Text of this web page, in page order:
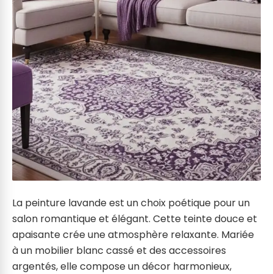
La peinture lavande est un choix poétique pour un
salon romantique et élégant. Cette teinte douce et
apaisante crée une atmosphère relaxante. Mariée
à un mobilier blanc cassé et des accessoires
argentés, elle compose un décor harmonieux,